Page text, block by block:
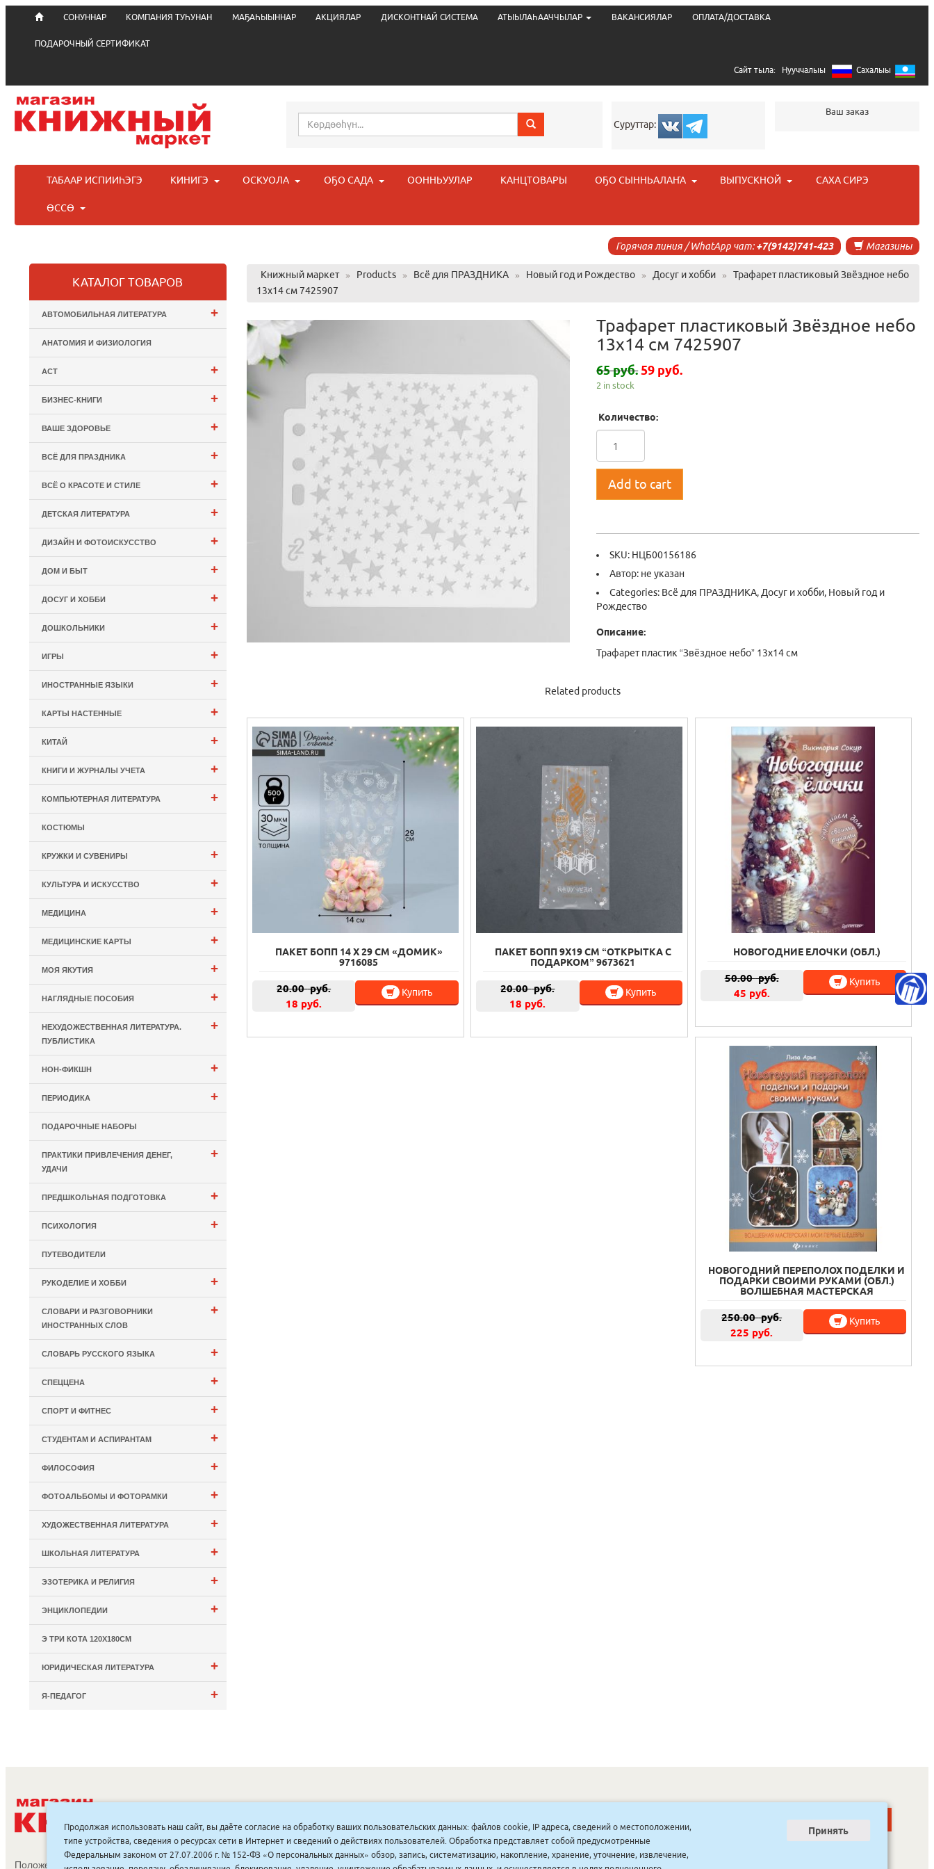
СОНУННАР КОМПАНИЯ ТУҺУНАН МАҔАҺЫЫННАР АКЦИЯЛАР ДИСКОНТНАЙ СИСТЕМА АТЫЫЛАҺААЧЧЫЛАР ВАКАНСИЯЛАР ОПЛАТА/ДОСТАВКА
ПОДАРОЧНЫЙ СЕРТИФИКАТ
Сайт тыла: Нууччалыы Сахалыы
Суруттар:
Ваш заказ
ТАБААР ИСПИИҺЭГЭ КИНИГЭ ОСКУОЛА ОҔО САДА ООННЬУУЛАР КАНЦТОВАРЫ ОҔО СЫННЬАЛАҤА ВЫПУСКНОЙ САХА СИРЭ
ӨССӨ
Магазины
Горячая линия / WhatApp чат:+7(9142)741-423
Книжный маркет » Products » Всё для ПРАЗДНИКА » Новый год и Рождество » Досуг и хобби »
Трафарет пластиковый Звёздное небо
13х14 см 7425907
Трафарет пластиковый Звёздное небо
13х14 см 7425907
65 руб. 59 руб.
2 in stock
Количество:
Add to cart
SKU: НЦБ00156186
Автор: не указан
Categories: Всё для ПРАЗДНИКА, Досуг и хобби, Новый год и
Рождество
Описание:
Трафарет пластик “Звёздное небо” 13х14 см
Related products
ПАКЕТ БОПП 14 Х 29 СМ «ДОМИК»
9716085
20.00руб.
18 руб.
Купить
ПАКЕТ БОПП 9Х19 СМ “ОТКРЫТКА С
ПОДАРКОМ” 9673621
20.00руб.
18 руб.
Купить
НОВОГОДНИЕ ЕЛОЧКИ (ОБЛ.)
50.00руб.
45 руб.
Купить
НОВОГОДНИЙ ПЕРЕПОЛОХ ПОДЕЛКИ И
ПОДАРКИ СВОИМИ РУКАМИ (ОБЛ.)
ВОЛШЕБНАЯ МАСТЕРСКАЯ
250.00руб.
225 руб.
Купить
КАТАЛОГ ТОВАРОВ
+
АВТОМОБИЛЬНАЯ ЛИТЕРАТУРА
АНАТОМИЯ И ФИЗИОЛОГИЯ
+
АСТ
+
БИЗНЕС-КНИГИ
+
ВАШЕ ЗДОРОВЬЕ
+
ВСЁ ДЛЯ ПРАЗДНИКА
+
ВСЁ О КРАСОТЕ И СТИЛЕ
+
ДЕТСКАЯ ЛИТЕРАТУРА
+
ДИЗАЙН И ФОТОИСКУССТВО
+
ДОМ И БЫТ
+
ДОСУГ И ХОББИ
+
ДОШКОЛЬНИКИ
+
ИГРЫ
+
ИНОСТРАННЫЕ ЯЗЫКИ
+
КАРТЫ НАСТЕННЫЕ
+
КИТАЙ
+
КНИГИ И ЖУРНАЛЫ УЧЕТА
+
КОМПЬЮТЕРНАЯ ЛИТЕРАТУРА
КОСТЮМЫ
+
КРУЖКИ И СУВЕНИРЫ
+
КУЛЬТУРА И ИСКУССТВО
+
МЕДИЦИНА
+
МЕДИЦИНСКИЕ КАРТЫ
+
МОЯ ЯКУТИЯ
+
НАГЛЯДНЫЕ ПОСОБИЯ
+
НЕХУДОЖЕСТВЕННАЯ ЛИТЕРАТУРА.
ПУБЛИСТИКА
+
НОН-ФИКШН
+
ПЕРИОДИКА
ПОДАРОЧНЫЕ НАБОРЫ
+
ПРАКТИКИ ПРИВЛЕЧЕНИЯ ДЕНЕГ,
УДАЧИ
+
ПРЕДШКОЛЬНАЯ ПОДГОТОВКА
+
ПСИХОЛОГИЯ
ПУТЕВОДИТЕЛИ
+
РУКОДЕЛИЕ И ХОББИ
+
СЛОВАРИ И РАЗГОВОРНИКИ
ИНОСТРАННЫХ СЛОВ
+
СЛОВАРЬ РУССКОГО ЯЗЫКА
+
СПЕЦЦЕНА
+
СПОРТ И ФИТНЕС
+
СТУДЕНТАМ И АСПИРАНТАМ
+
ФИЛОСОФИЯ
+
ФОТОАЛЬБОМЫ И ФОТОРАМКИ
+
ХУДОЖЕСТВЕННАЯ ЛИТЕРАТУРА
+
ШКОЛЬНАЯ ЛИТЕРАТУРА
+
ЭЗОТЕРИКА И РЕЛИГИЯ
+
ЭНЦИКЛОПЕДИИ
Э ТРИ КОТА 120Х180СМ
+
ЮРИДИЧЕСКАЯ ЛИТЕРАТУРА
+
Я-ПЕДАГОГ
Положение об обработке и защите персональных данных
ДИСКОНТНАЙ СИСТЕМА
ЮРИДИЧЕСКАЙ ВАКАНСИЯЛАР |
ООО “Канцпроф”, ул. Красильникова, 8, строение 3
Продолжая использовать наш сайт, вы даёте согласие на обработку ваших пользовательских данных: файлов cookie, IP адреса, сведений о местоположении,
типе устройства, сведения о ресурсах сети в Интернет и сведений о действиях пользователей. Обработка представляет собой предусмотренные
Федеральным законом от 27.07.2006 г. № 152-ФЗ «О персональных данных» обзор, запись, систематизацию, накопление, хранение, уточнение, извлечение,
Принять